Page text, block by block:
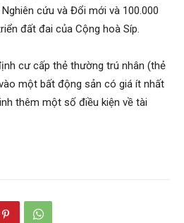
cứu và Đổi mới và 100.000
đất đai của Cộng hoà Síp.
cư cấp thẻ thường trú nhân (thẻ
một bất động sản có giá ít nhất
thêm một số điều kiện về tài